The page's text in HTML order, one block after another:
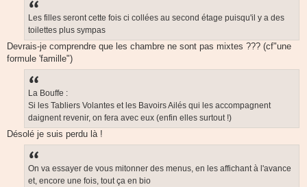
Les filles seront cette fois ci collées au second étage puisqu'il y a des
toilettes plus sympas
Devrais-je comprendre que les chambre ne sont pas mixtes ??? (cf"une
formule 'famille")
La Bouffe :
Si les Tabliers Volantes et les Bavoirs Ailés qui les accompagnent
daignent revenir, on fera avec eux (enfin elles surtout !)
Désolé je suis perdu là !
On va essayer de vous mitonner des menus, en les affichant à l'avance
et, encore une fois, tout ça en bio